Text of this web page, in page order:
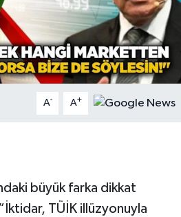
A- A+
büyük farka dikkat
TÜİK illüzyonuyla